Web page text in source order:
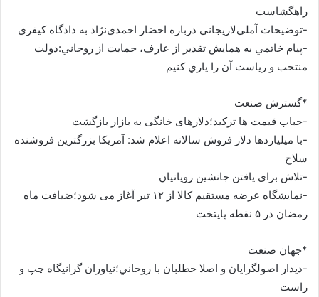
راهگشاست
-توضيحات آملي‌لاريجاني درباره احضار احمدي‌نژاد به دادگاه کيفري
-پيام خاتمي به همايش تقدير از عارف، حمايت از روحاني:دولت
منتخب و رياست آن را ياري کنيم
*گسترش صنعت
-حباب قیمت ها ترکید؛دلارهای خانگی به بازار بازگشت
-با میلیاردها دلار فروش سالانه اعلام شد: آمریکا بزرگترین فروشنده
سلاح
-تلاش برای یافتن جانشین رویانیان
-نمایشگاه عرضه مستقیم کالا از ۱۲ تیر آغاز می شود؛ضیافت ماه
رمضان در ۵ نقطه پایتخت
*جهان صنعت
-ديدار اصولگرايان و اصلا حطلبان با روحاني؛نياوران گرانيگاه چپ و
راست